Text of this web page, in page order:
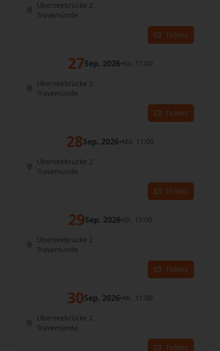
Überseebrücke 2
Travemünde
Tickets
27Sep. 2026•So. 11:00
Überseebrücke 2
Travemünde
Tickets
28Sep. 2026•Mo. 11:00
Überseebrücke 2
Travemünde
Tickets
29Sep. 2026•Di. 11:00
Überseebrücke 2
Travemünde
Tickets
30Sep. 2026•Mi. 11:00
Überseebrücke 2
Travemünde
Tickets